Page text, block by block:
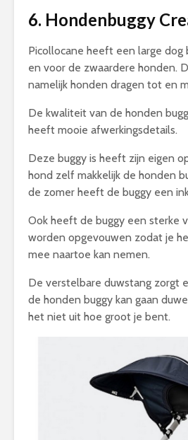
6. Hondenbuggy
Picollocane heeft een large dog
en voor de zwaardere honden.
namelijk honden dragen tot en
De kwaliteit van de honden
heeft mooie afwerkingsdetails.
Deze buggy is heeft zijn eigen
hond zelf makkelijk de honden
de zomer heeft de buggy een
Ook heeft de buggy een sterke
worden opgevouwen zodat je
mee naartoe kan nemen.
De verstelbare duwstang zorgt
de honden buggy kan gaan
het niet uit hoe groot je bent.